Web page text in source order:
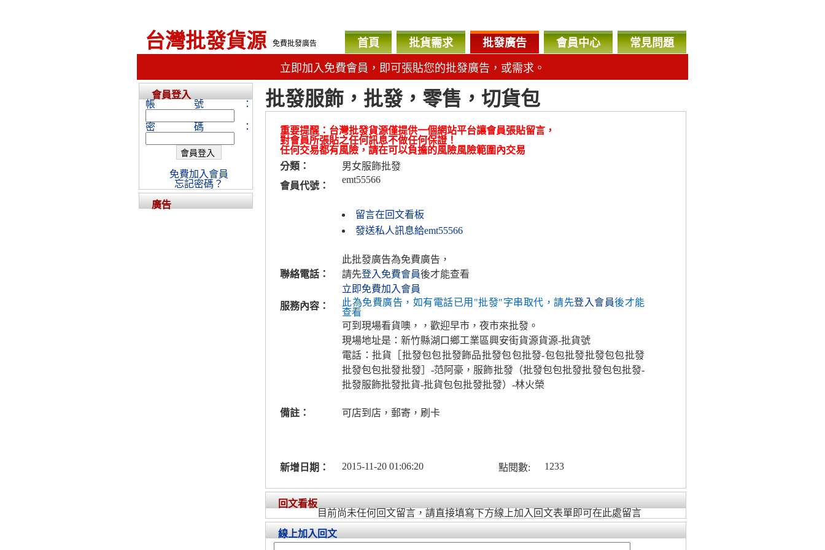
台灣批發貨源 免費批發廣告 首頁 批貨需求 批發廣告 會員中心 常見問題
立即加入免費會員，即可張貼您的批發廣告，或需求。
批發服飾，批發，零售，切貨包
重要提醒：台灣批發貨源僅提供一個網站平台讓會員張貼留言，
對會員所張貼之任何訊息不做任何保證！
任何交易都有風險，請在可以負擔的風險風險範圍內交易
分類：
男女服飾批發
會員代號：
emt55566
留言在回文看板
發送私人訊息給emt55566
聯絡電話：
此批發廣告為免費廣告，
請先登入免費會員後才能查看
立即免費加入會員
服務內容：
此為免費廣告，如有電話已用"批發"字串取代，請先登入會員後才能
查看
可到現場看貨噢，，歡迎早市，夜市來批發。
現場地址是：新竹縣湖口鄉工業區興安街貨源貨源-批貨號
電話：批貨［批發包包批發飾品批發包包批發-包包批發批發包包批發
批發包包批發批發］-范阿豪，服飾批發（批發包包批發批發包包批發-
批發服飾批發批貨-批貨包包批發批發）-林火榮
備註： 可店到店，郵寄，刷卡
新增日期： 2015-11-20 01:06:20 點閱數: 1233
回文看板
目前尚未任何回文留言，請直接填寫下方線上加入回文表單即可在此處留言
線上加入回文
會員登入
帳號：
密碼：
免費加入會員
忘記密碼？
廣告